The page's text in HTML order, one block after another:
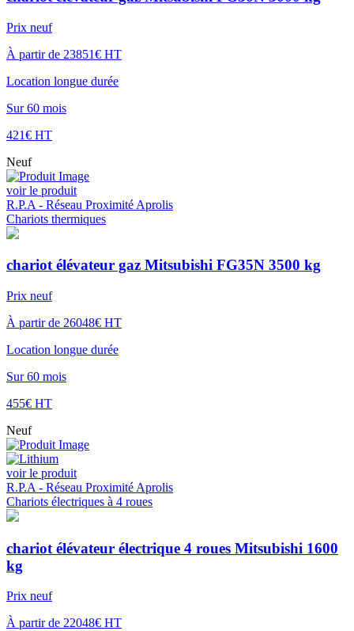
Prix neuf
À partir de 23851€ HT
Location longue durée
Sur 60 mois
421€ HT
Neuf
voir le produit
R.P.A - Réseau Proximité Aprolis
Chariots thermiques
chariot élévateur gaz Mitsubishi FG35N 3500 kg
Prix neuf
À partir de 26048€ HT
Location longue durée
Sur 60 mois
455€ HT
Neuf
voir le produit
R.P.A - Réseau Proximité Aprolis
Chariots électriques à 4 roues
chariot élévateur électrique 4 roues Mitsubishi 1600
kg
Prix neuf
À partir de 22048€ HT